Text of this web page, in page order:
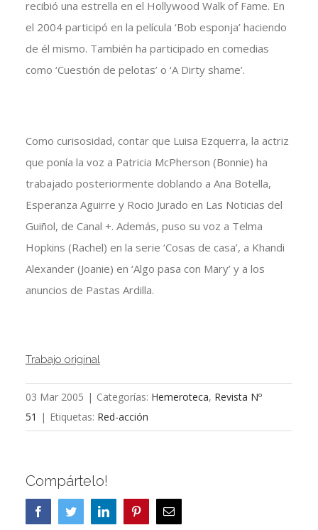
recibió una estrella en el Hollywood Walk of Fame. En
el 2004 participó en la película ‘Bob esponja’ haciendo
de él mismo. También ha participado en comedias
como ‘Cuestión de pelotas’ o ‘A Dirty shame’.
Como curisosidad, contar que Luisa Ezquerra, la actriz
que ponía la voz a Patricia McPherson (Bonnie) ha
trabajado posteriormente doblando a Ana Botella,
Esperanza Aguirre y Rocio Jurado en Las Noticias del
Guiñol, de Canal +. Además, puso su voz a Telma
Hopkins (Rachel) en la serie ‘Cosas de casa’, a Khandi
Alexander (Joanie) en ‘Algo pasa con Mary’ y a los
anuncios de Pastas Ardilla.
Trabajo original
03 Mar 2005 | Categorías: Hemeroteca, Revista Nº
51 | Etiquetas: Red-acción
Compártelo!
FacebookTwitterLinkedInPinterestCorreo
electrónico